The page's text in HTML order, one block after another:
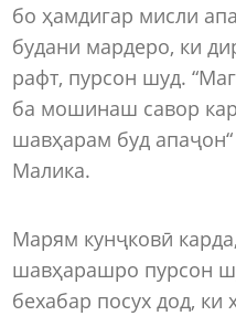
бо ҳамдигар мисли
будани мардеро, ки
рафт, пурсон шуд.
ба мошинаш савор
шавҳарам буд
Малика.
Марям кунҷковӣ
шавҳарашро пурсон
бехабар посух дод,